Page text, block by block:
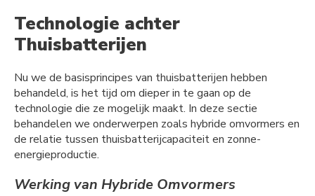
Technologie achter
Thuisbatterijen
Nu we de basisprincipes van thuisbatterijen hebben
behandeld, is het tijd om dieper in te gaan op de
technologie die ze mogelijk maakt. In deze sectie
behandelen we onderwerpen zoals hybride omvormers en
de relatie tussen thuisbatterijcapaciteit en zonne-
energieproductie.
Werking van Hybride Omvormers